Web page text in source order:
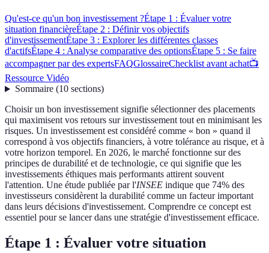
Qu'est-ce qu'un bon investissement ?Étape 1 : Évaluer votre
situation financièreÉtape 2 : Définir vos objectifs
d'investissementÉtape 3 : Explorer les différentes classes
d'actifsÉtape 4 : Analyse comparative des optionsÉtape 5 : Se faire
accompagner par des expertsFAQGlossaireChecklist avant achat📺
Ressource Vidéo
Sommaire(10 sections)
Choisir un bon investissement signifie sélectionner des placements
qui maximisent vos retours sur investissement tout en minimisant les
risques. Un investissement est considéré comme « bon » quand il
correspond à vos objectifs financiers, à votre tolérance au risque, et à
votre horizon temporel. En 2026, le marché fonctionne sur des
principes de durabilité et de technologie, ce qui signifie que les
investissements éthiques mais performants attirent souvent
l'attention. Une étude publiée par l'INSEE indique que 74% des
investisseurs considèrent la durabilité comme un facteur important
dans leurs décisions d'investissement. Comprendre ce concept est
essentiel pour se lancer dans une stratégie d'investissement efficace.
Étape 1 : Évaluer votre situation